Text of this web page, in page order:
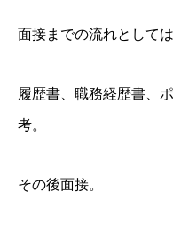
面接までの流れとしては
履歴書、職務経歴書、
考。
その後面接。